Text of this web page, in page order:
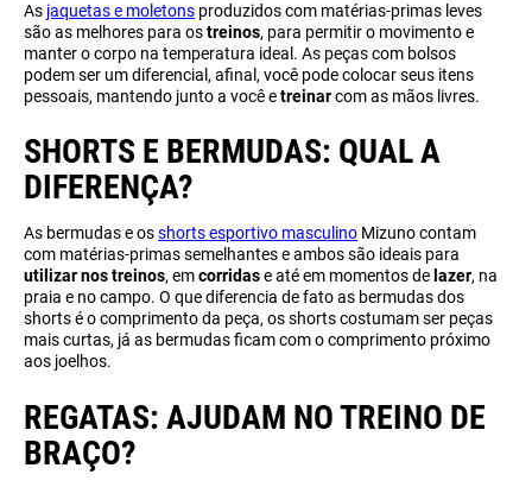
As jaquetas e moletons produzidos com matérias-primas leves
são as melhores para ostreinos, para permitir o movimento e
manter o corpo na temperatura ideal. As peças com bolsos
podem ser um diferencial, afinal, você pode colocar seus itens
pessoais, mantendo junto a você etreinarcom as mãos livres.
SHORTS E BERMUDAS: QUAL A
DIFERENÇA?
As bermudas e osshorts esportivo masculino Mizuno contam
com matérias-primas semelhantes e ambos são ideais para
utilizar nos treinos, emcorridase até em momentos de lazer, na
praia e no campo. O que diferencia de fato as bermudas dos
shorts é o comprimento da peça, os shorts costumam ser peças
mais curtas, já as bermudas ficam com o comprimento próximo
aos joelhos.
REGATAS: AJUDAM NO TREINO DE
BRAÇO?